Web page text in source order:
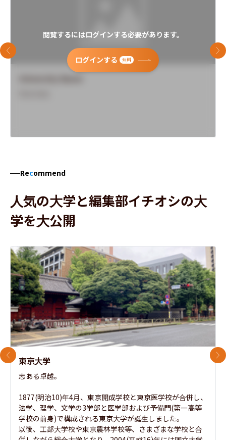
閲覧するにはログインする必要があります。
ログインする 無料
前のスライド 次
Recommend
人気の大学と編集部イチオシの大
学を大公開
東京大学
志ある卓越。
1877(明治10)年4月、東京開成学校と東京医学校が合併し、
法学、理学、文学の3学部と医学部および予備門(第一高等
学校の前身)で構成される東京大学が誕生しました。
以後、工部大学校や東京農林学校等、さまざまな学校と合
前のスライド 次